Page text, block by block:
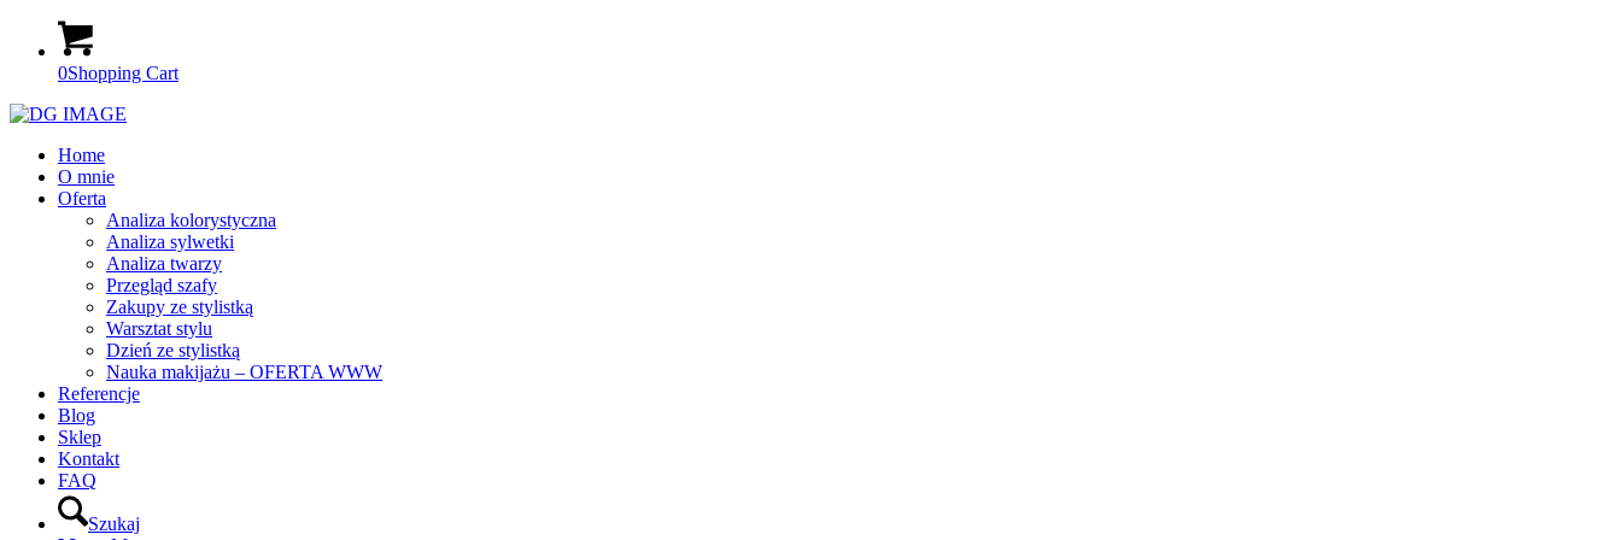
0Shopping Cart
Home
O mnie
Oferta
Analiza kolorystyczna
Analiza sylwetki
Analiza twarzy
Przegląd szafy
Zakupy ze stylistką
Warsztat stylu
Dzień ze stylistką
Nauka makijażu – OFERTA WWW
Referencje
Blog
Sklep
Kontakt
FAQ
Szukaj